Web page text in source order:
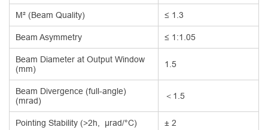
M² (Beam Quality)
≤ 1.3
Beam Asymmetry
≤ 1:1.05
Beam Diameter at Output Window
(mm)
1.5
Beam Divergence (full-angle)
(mrad)
＜1.5
Pointing Stability (>2h, µrad/°C)
± 2